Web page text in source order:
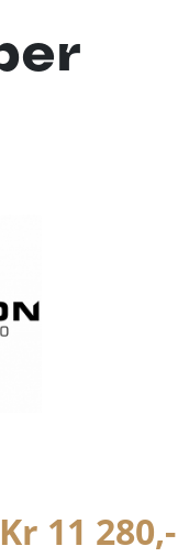
Kr 11 280,-